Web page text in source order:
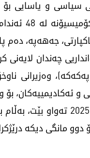
سیاسی و یاسایی بۆ
کرێکارانی
جەهەپە،
چەندان لایەنی
وەزیرانی
ئەکادیمییەکان، بۆ
بڕیاربوو کارەکانی کۆمیسیۆنەکە لە
دوو مانگی دیکە